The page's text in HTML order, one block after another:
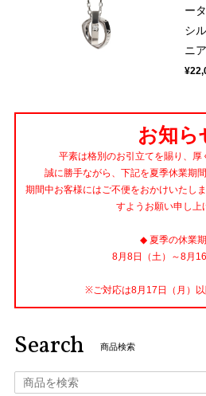
ー
シ
ニア
お知ら
平素は格別のお引立てを賜り、厚
誠に勝手ながら、下記を夏季休業期
期間中お客様にはご不便をおかけいたし
すようお願い申し上
◆ 夏季の休業
8月8日（土）～8月16
※ご対応は8月17日（月）以
Search 商品検索